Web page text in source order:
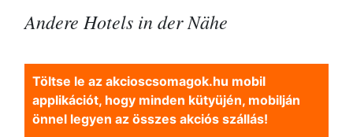
Andere Hotels in der Nähe
Töltse le az akcioscsomagok.hu mobil
applikációt, hogy minden kütyüjén, mobilján
önnel legyen az összes akciós szállás!